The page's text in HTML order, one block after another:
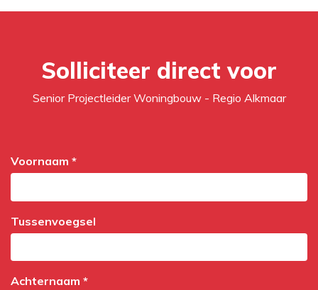
Solliciteer direct voor
Senior Projectleider Woningbouw - Regio Alkmaar
Voornaam *
Tussenvoegsel
Achternaam *